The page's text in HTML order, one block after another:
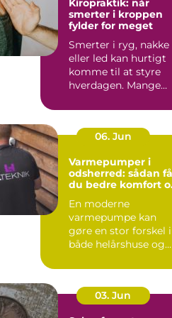
Kiropraktik: når
smerter i kroppen
fylder for meget
Smerter i ryg, nakke
eller led kan hurtigt
komme til at styre
hverdagen. Mange
06. Jun
Varmepumper i
odsherred: sådan
du bedre komfort
En moderne
varmepumpe kan
gøre en stor forskel i
både helårshuse og
Odsherred. Mange
væ...
03. Jun